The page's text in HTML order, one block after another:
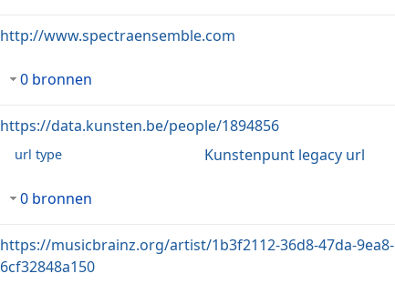
http://www.spectraensemble.com
0 bronnen
https://data.kunsten.be/people/1894856
url type Kunstenpunt legacy url
0 bronnen
https://musicbrainz.org/artist/1b3f2112-36d8-47da-9ea8-
6cf32848a150